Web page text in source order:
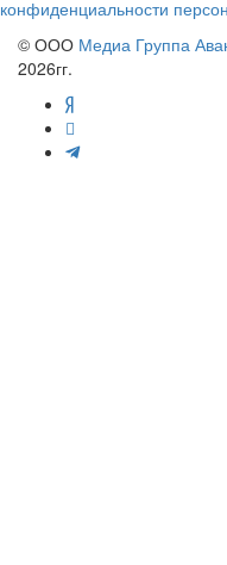
конфиденциальности
© ООО Медиа Группа
2026гг.